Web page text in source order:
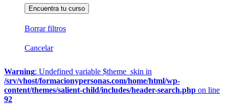
Borrar filtros
Cancelar
Warning: Undefined variable $theme_skin in
/srv/vhost/formacionypersonas.com/home/html/wp-
content/themes/salient-child/includes/header-search.php on line
92